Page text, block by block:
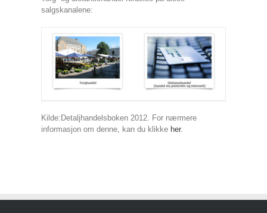
salgskanalene:
Kilde:Detaljhandelsboken 2012. For nærmere
informasjon om denne, kan du klikke her.